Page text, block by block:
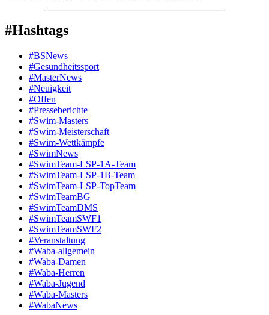
#Hashtags
#BSNews
#Gesundheitssport
#MasterNews
#Neuigkeit
#Offen
#Presse­berichte
#Swim-Masters
#Swim-Meister­schaft
#Swim-Wett­kämpfe
#SwimNews
#SwimTeam-LSP-1A-Team
#SwimTeam-LSP-1B-Team
#SwimTeam-LSP-TopTeam
#SwimTeamBG
#SwimTeamDMS
#SwimTeamSWF1
#SwimTeamSWF2
#Veranstaltung
#Waba-allgemein
#Waba-Damen
#Waba-Herren
#Waba-Jugend
#Waba-Masters
#WabaNews